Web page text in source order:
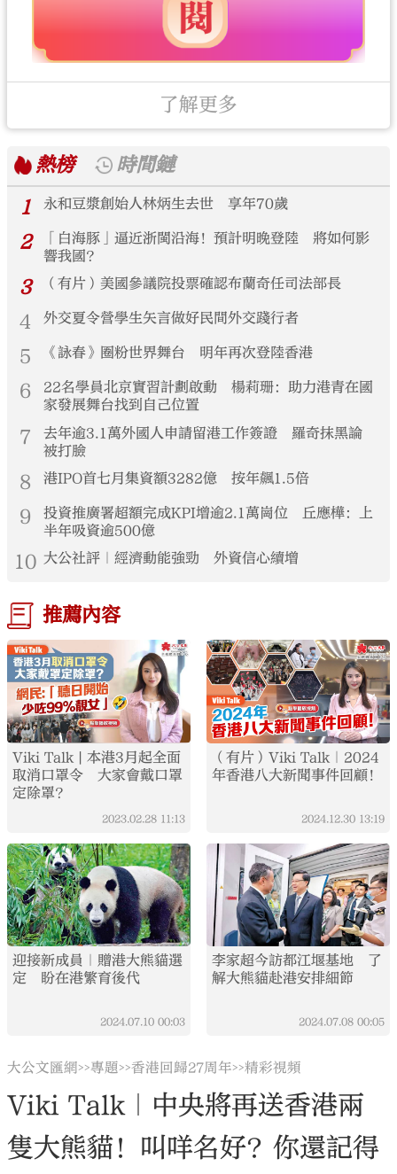
了解更多
熱榜
時間鏈
1
永和豆漿創始人林炳生去世 享年70歲
2
「白海豚」逼近浙閩沿海！預計明晚登陸 將如何影
響我國？
3 （有片）美國參議院投票確認布蘭奇任司法部長
4 外交夏令營學生矢言做好民間外交踐行者
5 《詠春》圈粉世界舞台 明年再次登陸香港
6
22名學員北京實習計劃啟動 楊莉珊：助力港青在國
家發展舞台找到自己位置
7
去年逾3.1萬外國人申請留港工作簽證 羅奇抹黑論
被打臉
8 港IPO首七月集資額3282億 按年飆1.5倍
9
投資推廣署超額完成KPI增逾2.1萬崗位 丘應樺：上
半年吸資逾500億
10 大公社評｜經濟動能強勁 外資信心續增
推薦內容
Viki Talk | 本港3月起全面
取消口罩令 大家會戴口罩
定除罩？
2023.02.28 11:13
（有片）Viki Talk｜2024
年香港八大新聞事件回顧！
2024.12.30 13:19
迎接新成員｜贈港大熊貓選
定 盼在港繁育後代
2024.07.10 00:03
李家超今訪都江堰基地 了
解大熊貓赴港安排細節
2024.07.08 00:05
大公文匯網>>專題>>香港回歸27周年>>精彩視頻
Viki Talk｜中央將再送香港兩
隻大熊貓！叫咩名好？你還記得